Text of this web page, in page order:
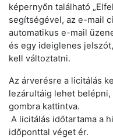
képernyőn található
segítségével, az e-mail
automatikus e-mail
és egy ideiglenes
kell változtatni.
Az árverésre a licitálás
lezárultáig lehet
gombra kattintva.
A licitálás időtartama a
időponttal véget ér.